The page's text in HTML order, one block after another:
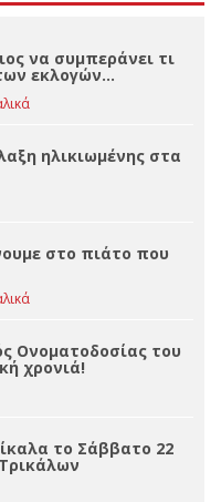
να συμπεράνει τι
εκλογών…
ηλικιωμένης στα
στο πιάτο που
Ονοματοδοσίας του
χρονιά!